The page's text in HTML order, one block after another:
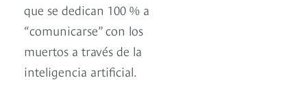
que se dedican 100 % a
“comunicarse” con los
muertos a través de la
inteligencia artificial.